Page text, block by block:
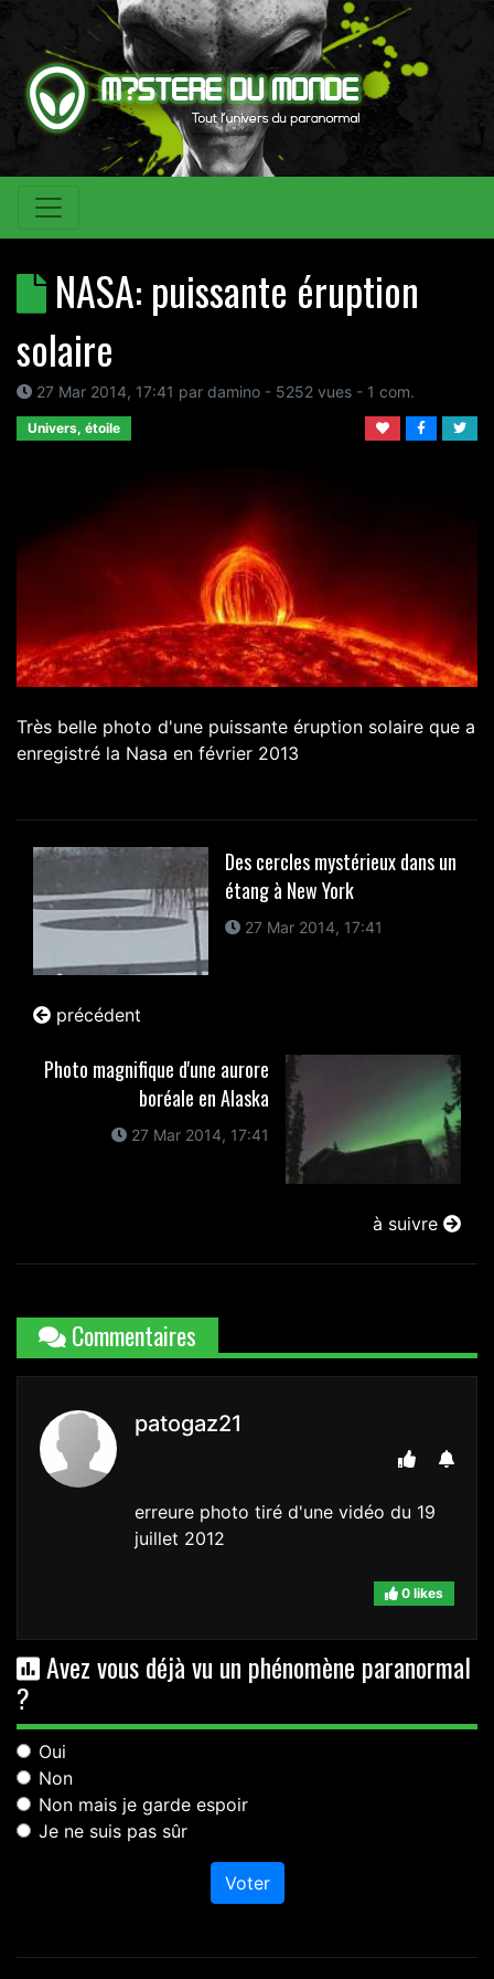
NASA: puissante éruption
solaire
27 Mar 2014, 17:41 par damino - 5252 vues - 1 com.
Univers, étoile
Très belle photo d'une puissante éruption solaire que a
enregistré la Nasa en février 2013
Des cercles mystérieux dans un
étang à New York
27 Mar 2014, 17:41
précédent
Photo magnifique d'une aurore
boréale en Alaska
27 Mar 2014, 17:41
à suivre
Commentaires
patogaz21
erreure photo tiré d'une vidéo du 19
juillet 2012
0 likes
Avez vous déjà vu un phénomène paranormal
?
Oui
Non
Non mais je garde espoir
Je ne suis pas sûr
Voter